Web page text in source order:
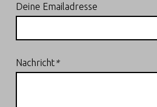
Deine Emailadresse
Nachricht*